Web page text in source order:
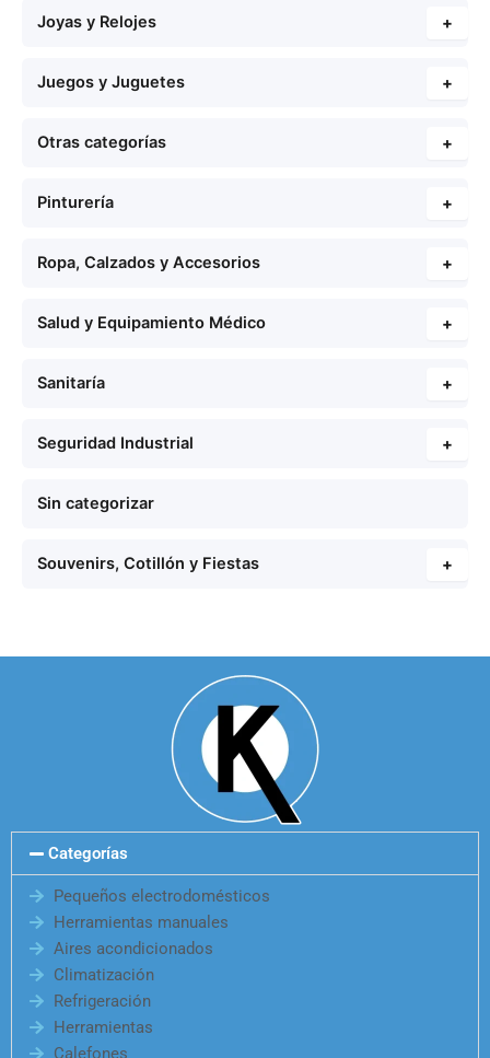
Joyas y Relojes +
Juegos y Juguetes +
Otras categorías +
Pinturería +
Ropa, Calzados y Accesorios +
Salud y Equipamiento Médico +
Sanitaría +
Seguridad Industrial +
Sin categorizar
Souvenirs, Cotillón y Fiestas +
Categorías
Pequeños electrodomésticos
Herramientas manuales
Aires acondicionados
Climatización
Refrigeración
Herramientas
Calefones